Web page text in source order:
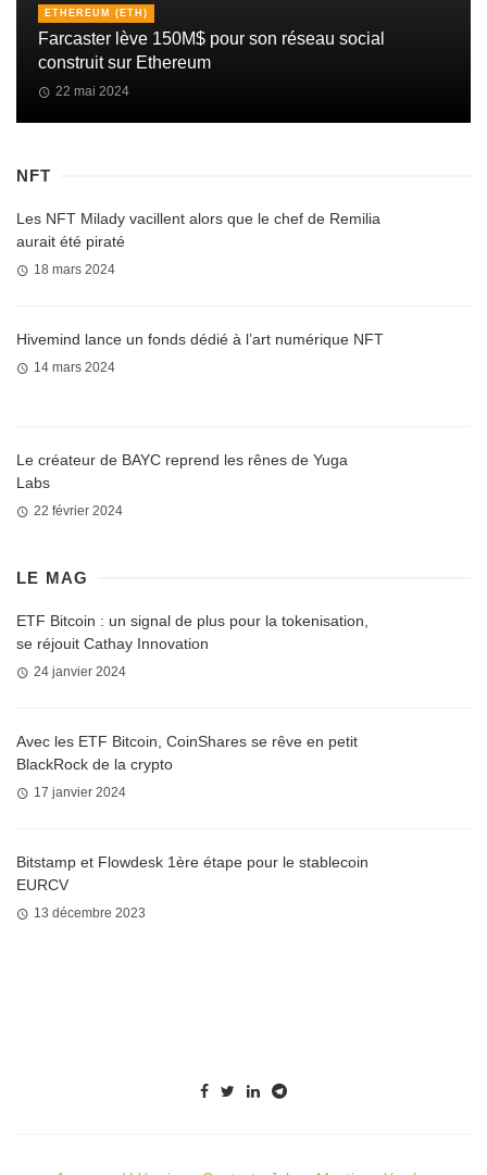
ETHEREUM (ETH)
Farcaster lève 150M$ pour son réseau social
construit sur Ethereum
22 mai 2024
NFT
Les NFT Milady vacillent alors que le chef de Remilia
aurait été piraté
18 mars 2024
Hivemind lance un fonds dédié à l’art numérique NFT
14 mars 2024
Le créateur de BAYC reprend les rênes de Yuga
Labs
22 février 2024
LE MAG
ETF Bitcoin : un signal de plus pour la tokenisation,
se réjouit Cathay Innovation
24 janvier 2024
Avec les ETF Bitcoin, CoinShares se rêve en petit
BlackRock de la crypto
17 janvier 2024
Bitstamp et Flowdesk 1ère étape pour le stablecoin
EURCV
13 décembre 2023